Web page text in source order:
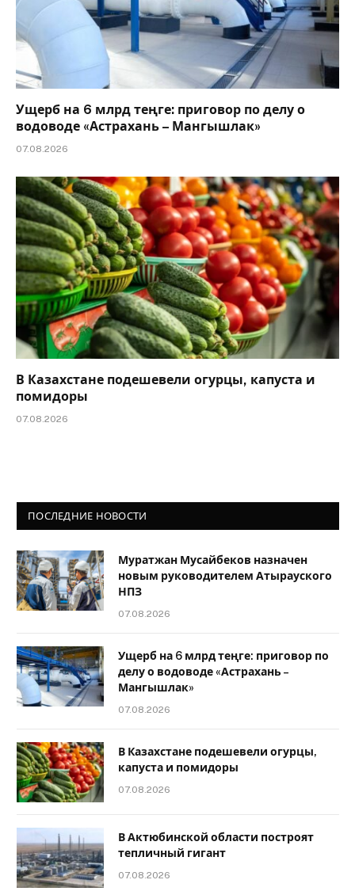
Ущерб на 6 млрд теңге: приговор по делу о
водоводе «Астрахань – Мангышлак»
07.08.2026
В Казахстане подешевели огурцы, капуста и
помидоры
07.08.2026
ПОСЛЕДНИЕ НОВОСТИ
Муратжан Мусайбеков назначен
новым руководителем Атырауского
НПЗ
07.08.2026
Ущерб на 6 млрд теңге: приговор по
делу о водоводе «Астрахань –
Мангышлак»
07.08.2026
В Казахстане подешевели огурцы,
капуста и помидоры
07.08.2026
В Актюбинской области построят
тепличный гигант
07.08.2026